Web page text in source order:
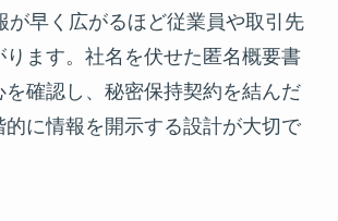
が早く広がるほど従業員や取引先
ます。社名を伏せた匿名概要書
を確認し、秘密保持契約を結んだ
に情報を開示する設計が大切で